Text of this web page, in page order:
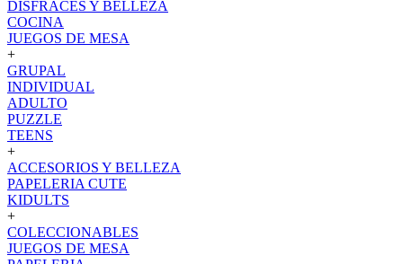
DISFRACES Y BELLEZA
COCINA
JUEGOS DE MESA
+
GRUPAL
INDIVIDUAL
ADULTO
PUZZLE
TEENS
+
ACCESORIOS Y BELLEZA
PAPELERIA CUTE
KIDULTS
+
COLECCIONABLES
JUEGOS DE MESA